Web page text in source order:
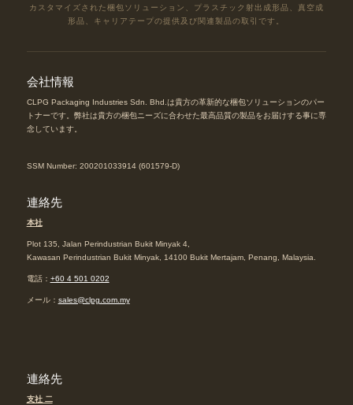
カスタマイズされた梱包ソリューション、プラスチック射出成形品、真空成
形品、キャリアテープの提供及び関連製品の取引です。
会社情報
CLPG Packaging Industries Sdn. Bhd.は貴方の革新的な梱包ソリューションのパー
トナーです。弊社は貴方の梱包ニーズに合わせた最高品質の製品をお届けする事に専
念しています。
SSM Number: 200201033914 (601579-D)
連絡先
本社
Plot 135, Jalan Perindustrian Bukit Minyak 4,
Kawasan Perindustrian Bukit Minyak, 14100 Bukit Mertajam, Penang, Malaysia.
電話： +60 4 501 0202
メール： sales@clpg.com.my
連絡先
支社 二